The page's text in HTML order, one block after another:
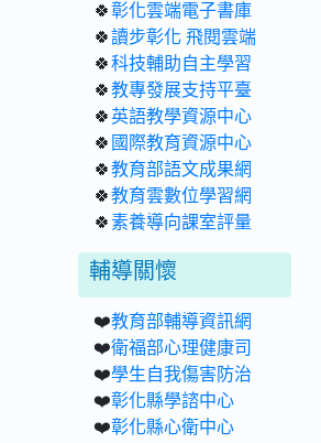
🍀彰化雲端電子書庫
🍀讀步彰化 飛閱雲端
🍀科技輔助自主學習
🍀教專發展支持平臺
🍀英語教學資源中心
🍀 國際教育資源中心
🍀教育部語文成果網
🍀教育雲數位學習網
🍀素養導向課室評量
輔導關懷
❤️教育部輔導資訊網
❤️衛福部心理健康司
❤️學生自我傷害防治
❤️彰化縣學諮中心
❤️彰化縣心衛中心